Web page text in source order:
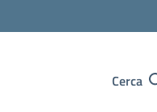
Cerca